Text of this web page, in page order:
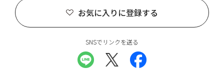
お気に入りに登録する
SNSでリンクを送る